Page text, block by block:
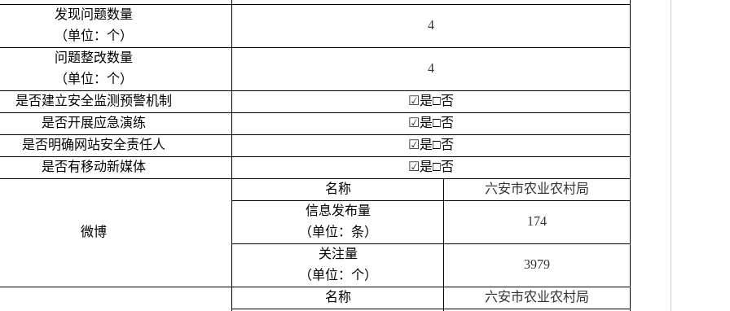
发现问题数量
（单位：个）
4
问题整改数量
（单位：个）
4
是否建立安全监测预警机制 ☑是□否
是否开展应急演练
☑是□否
是否明确网站安全责任人
☑是□否
是否有移动新媒体
☑是□否
微博
名称
六安市农业农村局
信息发布量
（单位：条）
174
关注量
（单位：个）
3979
名称
六安市农业农村局